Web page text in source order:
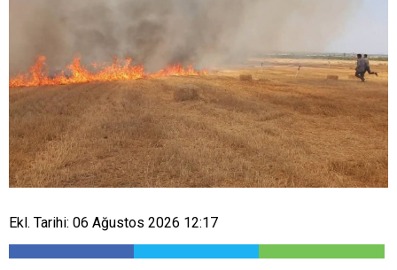
Ekl. Tarihi: 06 Ağustos 2026 12:17